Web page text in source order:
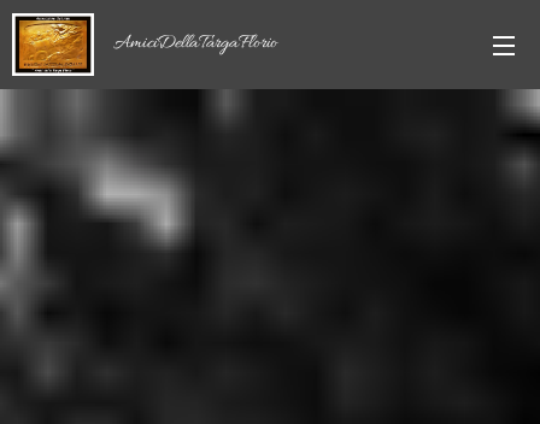
AmiciDellaTargaFlorio